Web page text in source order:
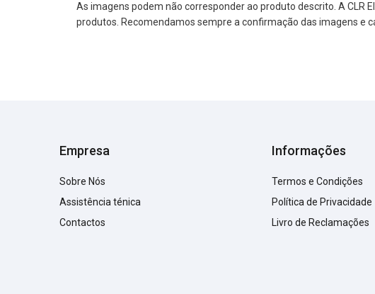
As imagens podem não corresponder ao produto descrito. A CLR
produtos. Recomendamos sempre a confirmação das imagens e
Empresa
Sobre Nós
Assistência ténica
Contactos
Informações
Termos e Condições
Política de Privacidade
Livro de Reclamações